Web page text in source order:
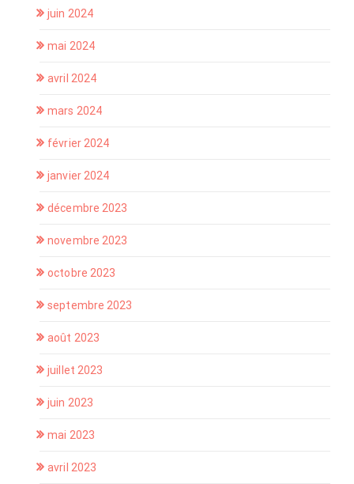
juin 2024
mai 2024
avril 2024
mars 2024
février 2024
janvier 2024
décembre 2023
novembre 2023
octobre 2023
septembre 2023
août 2023
juillet 2023
juin 2023
mai 2023
avril 2023